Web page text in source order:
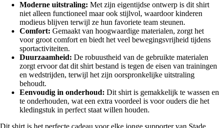
Moderne uitstraling: Met zijn eigentijdse ontwerp is dit shirt
niet alleen functioneel maar ook stijlvol, waardoor kinderen
modieus blijven terwijl ze hun favoriete team steunen.
Comfort: Gemaakt van hoogwaardige materialen, zorgt het
voor groot comfort en biedt het veel bewegingsvrijheid tijdens
sportactiviteiten.
Duurzaamheid: De robuustheid van de gebruikte materialen
zorgt ervoor dat dit shirt bestand is tegen de eisen van trainingen
en wedstrijden, terwijl het zijn oorspronkelijke uitstraling
behoudt.
Eenvoudig in onderhoud: Dit shirt is gemakkelijk te wassen en
te onderhouden, wat een extra voordeel is voor ouders die het
kledingstuk in perfect staat willen houden.